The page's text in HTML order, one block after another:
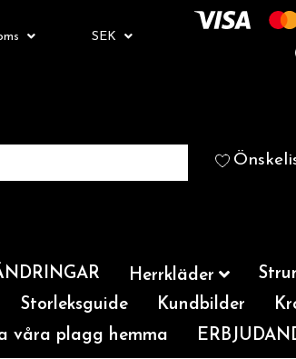
SEK
Herrkläder
Storleksguide Kundbilder
våra plagg hemma